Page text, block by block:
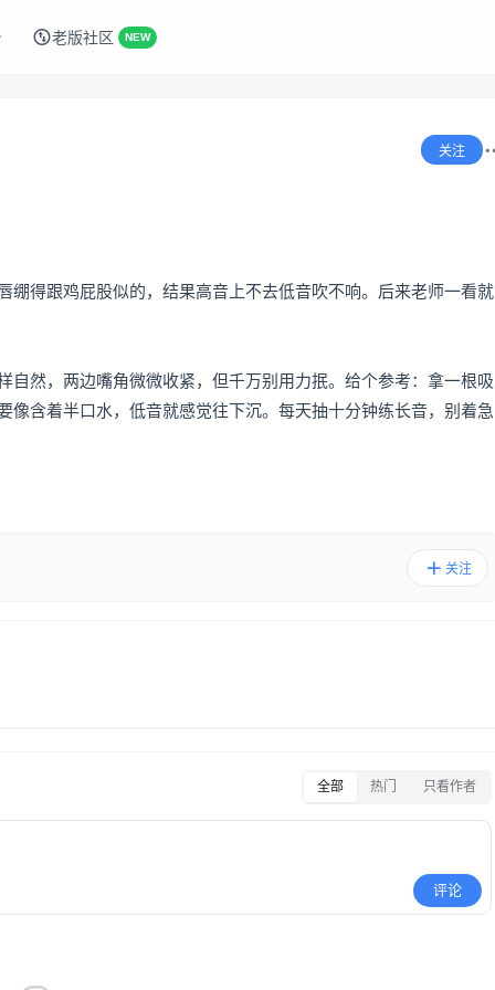
老版社区 NEW
关注
绷得跟鸡屁股似的，结果高音上不去低音吹不响。后来老师一看就
然，两边嘴角微微收紧，但千万别用力抿。给个参考：拿一根吸
含着半口水，低音就感觉往下沉。每天抽十分钟练长音，别着急
关注
全部 热门 只看作者
评论